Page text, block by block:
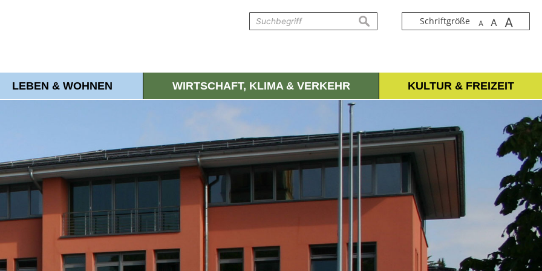
Schriftgröße A A A
suchen
LEBEN & WOHNEN WIRTSCHAFT, KLIMA & VERKEHR KULTUR & FREIZEIT